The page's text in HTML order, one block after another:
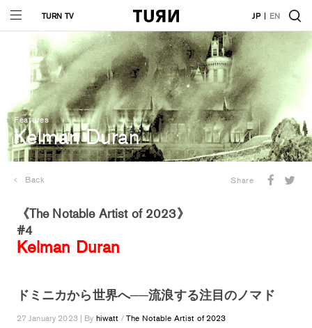
TURN TV JP EN
Features
Kelman Duran
Back Share
《The Notable Artist of 2023》
#4
Kelman Duran
ドミニカから世界へ──流浪する注目のノマド
27 January 2023 | By hiwatt / The Notable Artist of 2023